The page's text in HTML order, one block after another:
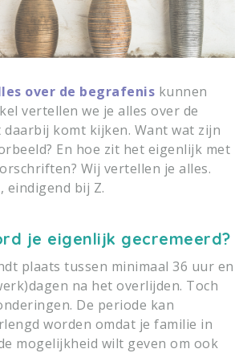
over de begrafenis kunnen
vertellen we je alles over de
daarbij komt kijken. Want wat zijn
En hoe zit het eigenlijk met
Wij vertellen je alles.
eindigend bij Z.
je eigenlijk gecremeerd?
plaats tussen minimaal 36 uur en
na het overlijden. Toch
De periode kan
worden omdat je familie in
mogelijkheid wilt geven om ook